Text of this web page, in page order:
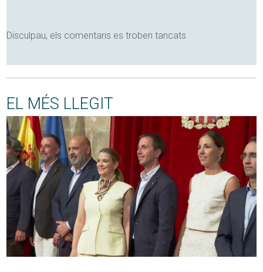
Disculpau, els comentaris es troben tancats
EL MÉS LLEGIT